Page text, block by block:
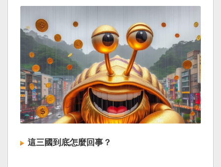
這三國到底怎麼回事？